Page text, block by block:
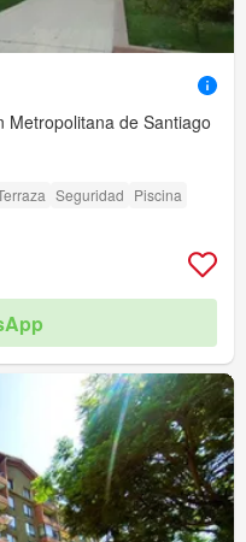
Metropolitana de Santiago
Seguridad Piscina